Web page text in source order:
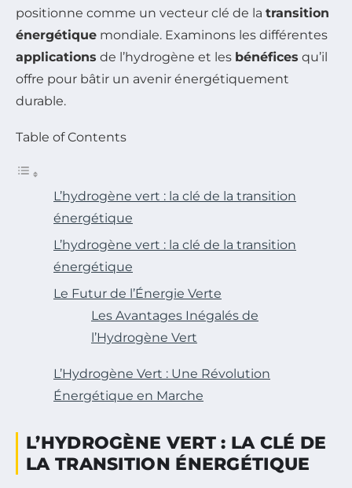
positionne comme un vecteur clé de la transition
énergétique mondiale. Examinons les différentes
applications de l’hydrogène et les bénéfices qu’il
offre pour bâtir un avenir énergétiquement
durable.
Table of Contents
L’hydrogène vert : la clé de la transition
énergétique
L’hydrogène vert : la clé de la transition
énergétique
Le Futur de l’Énergie Verte
Les Avantages Inégalés de
l’Hydrogène Vert
L’Hydrogène Vert : Une Révolution
Énergétique en Marche
L’HYDROGÈNE VERT : LA CLÉ DE
LA TRANSITION ÉNERGÉTIQUE